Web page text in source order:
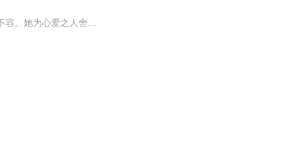
【内容简介】她曾是妖，是人，是魔；但最后非妖，非人，非魔，游离于三界之外，为三界所不容。她为心爱之人舍妖灵成人，甘愿为妾，但最终却被丈夫抛弃，被正妻逼的坠入百鬼潭，忍受焚心蚀骨之痛。十年沉睡，芳眸重启，已物是人非，她忘却一切，成为魔族少...